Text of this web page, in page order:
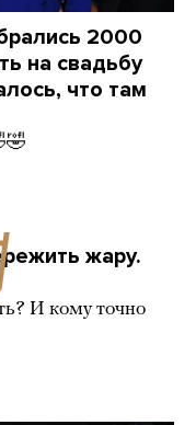
2000
на свадьбу
что там
жару.
И кому точно